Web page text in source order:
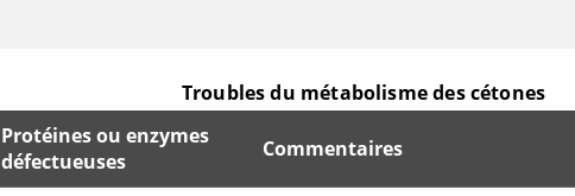
Troubles du métabolisme des cétones
Protéines ou enzymes
défectueuses
Commentaires